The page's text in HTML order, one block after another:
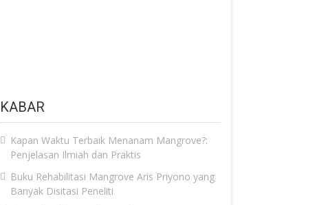
KABAR
Kapan Waktu Terbaik Menanam Mangrove?:
Penjelasan Ilmiah dan Praktis
Buku Rehabilitasi Mangrove Aris Priyono yang
Banyak Disitasi Peneliti